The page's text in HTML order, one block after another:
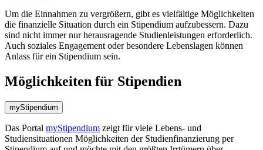
Um die Einnahmen zu vergrößern, gibt es vielfältige Möglichkeiten
die finanzielle Situation durch ein Stipendium aufzubessern. Dazu
sind nicht immer nur herausragende Studienleistungen erforderlich.
Auch soziales Engagement oder besondere Lebenslagen können
Anlass für ein Stipendium sein.
Möglichkeiten für Stipendien
myStipendium
Das Portal myStipendium zeigt für viele Lebens- und
Studiensituationen Möglichkeiten der Studienfinanzierung per